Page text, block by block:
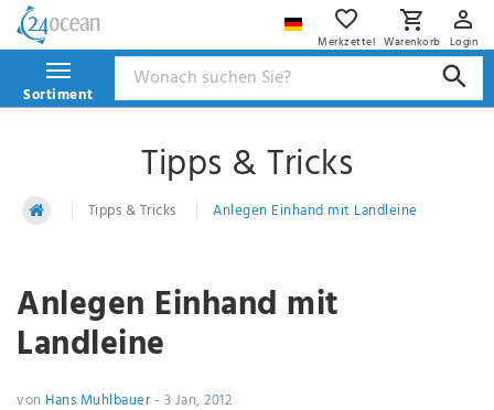
Merkzettel Warenkorb Login
Sortiment
Tipps & Tricks
Tipps & Tricks Anlegen Einhand mit Landleine
Anlegen Einhand mit
Landleine
von Hans Muhlbauer- 3 Jan, 2012